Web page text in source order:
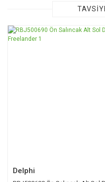
Görüş ve önerileriniz için
Ürün resmi kalitesiz,
Delphi